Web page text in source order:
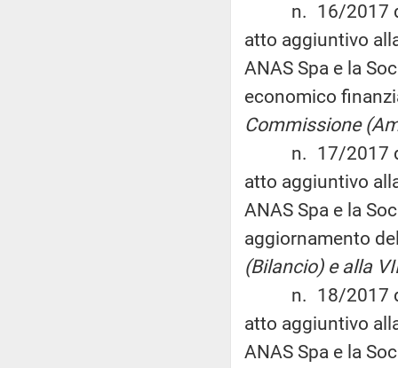
n. 16/2017 del
atto aggiuntivo
ANAS Spa e la
economico
Commissione
n. 17/2017 del
atto aggiuntivo
ANAS Spa e la
aggiornamento
(Bilancio) e alla
n. 18/2017 del
atto aggiuntivo
ANAS Spa e la